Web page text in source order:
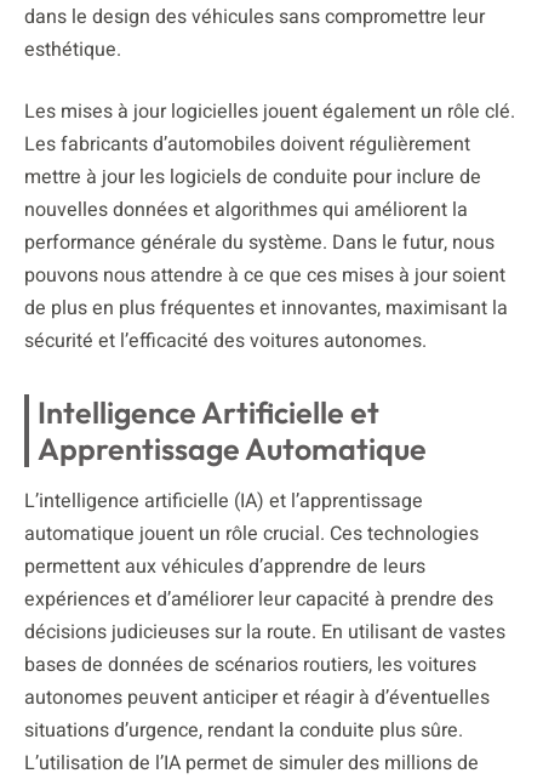
dans le design des véhicules sans compromettre leur
esthétique.
Les mises à jour logicielles jouent également un rôle clé.
Les fabricants d’automobiles doivent régulièrement
mettre à jour les logiciels de conduite pour inclure de
nouvelles données et algorithmes qui améliorent la
performance générale du système. Dans le futur, nous
pouvons nous attendre à ce que ces mises à jour soient
de plus en plus fréquentes et innovantes, maximisant la
sécurité et l’efficacité des voitures autonomes.
Intelligence Artificielle et
Apprentissage Automatique
L’intelligence artificielle (IA) et l’apprentissage
automatique jouent un rôle crucial. Ces technologies
permettent aux véhicules d’apprendre de leurs
expériences et d’améliorer leur capacité à prendre des
décisions judicieuses sur la route. En utilisant de vastes
bases de données de scénarios routiers, les voitures
autonomes peuvent anticiper et réagir à d’éventuelles
situations d’urgence, rendant la conduite plus sûre.
L’utilisation de l’IA permet de simuler des millions de